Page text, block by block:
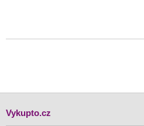
Vykupto.cz